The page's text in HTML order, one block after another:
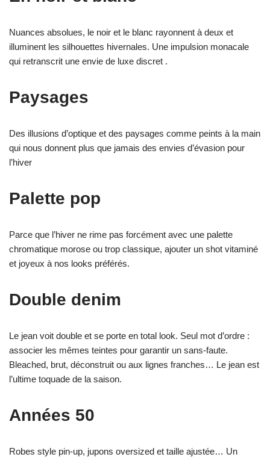
Nuances absolues, le noir et le blanc rayonnent à deux et
illuminent les silhouettes hivernales. Une impulsion monacale
qui retranscrit une envie de luxe discret .
Paysages
Des illusions d’optique et des paysages comme peints à la main
qui nous donnent plus que jamais des envies d’évasion pour
l’hiver
Palette pop
Parce que l’hiver ne rime pas forcément avec une palette
chromatique morose ou trop classique, ajouter un shot vitaminé
et joyeux à nos looks préférés.
Double denim
Le jean voit double et se porte en total look. Seul mot d’ordre :
associer les mêmes teintes pour garantir un sans-faute.
Bleached, brut, déconstruit ou aux lignes franches… Le jean est
l’ultime toquade de la saison.
Années 50
Robes style pin-up, jupons oversized et taille ajustée… Un